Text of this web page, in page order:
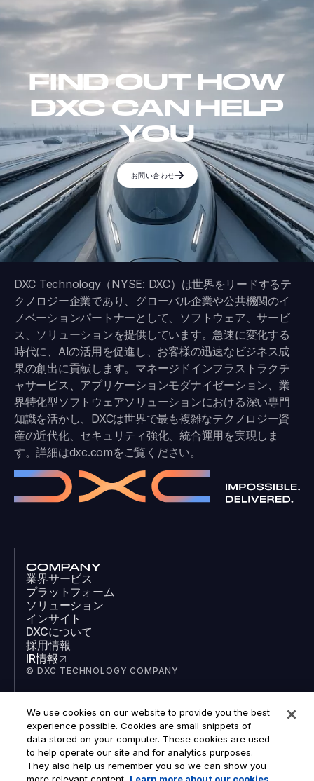
FIND OUT HOW
DXC CAN HELP
YOU
お問い合わせ
DXC Technology（NYSE: DXC）は世界をリードするテ
クノロジー企業であり、グローバル企業や公共機関のイ
ノベーションパートナーとして、ソフトウェア、サービ
ス、ソリューションを提供しています。急速に変化する
時代に、AIの活用を促進し、お客様の迅速なビジネス成
果の創出に貢献します。マネージドインフラストラクチ
ャサービス、アプリケーションモダナイゼーション、業
界特化型ソフトウェアソリューションにおける深い専門
知識を活かし、DXCは世界で最も複雑なテクノロジー資
産の近代化、セキュリティ強化、統合運用を実現しま
す。詳細はdxc.comをご覧ください。
COMPANY
業界サービス
プラットフォーム
ソリューション
インサイト
DXCについて
採用情報
IR情報
© DXC TECHNOLOGY COMPANY
SOCIAL
LinkedIn
Facebook
Instagram
YouTube
We use cookies on our website to provide you the best
experience possible. Cookies are small snippets of
data stored on your computer. These cookies are used
to help operate our site and for analytics purposes.
They also help us remember you so we can show you